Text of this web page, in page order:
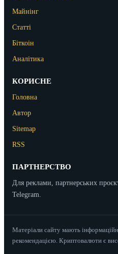
Майнінг
Статті
Біткоін
Аналітика
КОРИСНЕ
Головна
Автор
Sitemap
RSS
ПАРТНЕРСТВО
Для реклами, партнерських
Telegram.
Матеріали сайту мають
рекомендацією. Криптовалюти є